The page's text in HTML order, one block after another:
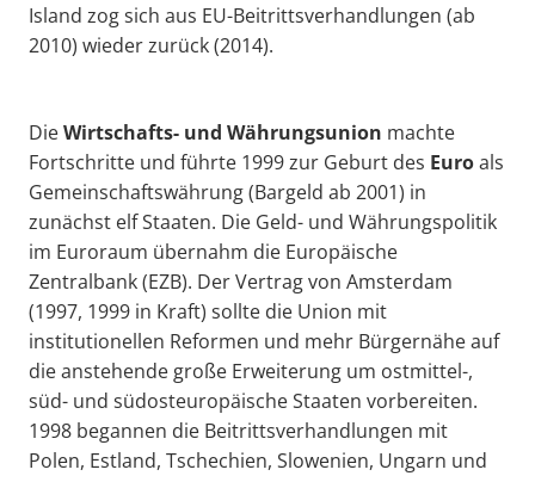
Island zog sich aus EU-Beitrittsverhandlungen (ab
2010) wieder zurück (2014).
DieWirtschafts- und Währungsunion machte
Fortschritte und führte 1999 zur Geburt des Euroals
Gemeinschaftswährung (Bargeld ab 2001) in
zunächst elf Staaten. Die Geld- und Währungspolitik
im Euroraum übernahm die Europäische
Zentralbank (EZB). Der Vertrag von Amsterdam
(1997, 1999 in Kraft) sollte die Union mit
institutionellen Reformen und mehr Bürgernähe auf
die anstehende große Erweiterung um ostmittel-,
süd- und südosteuropäische Staaten vorbereiten.
1998 begannen die Beitrittsverhandlungen mit
Polen, Estland, Tschechien, Slowenien, Ungarn und